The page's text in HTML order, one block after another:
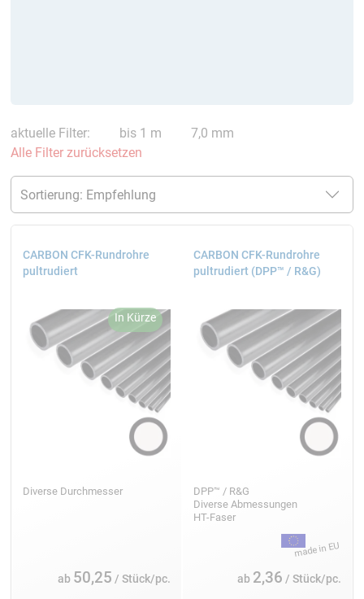
aktuelle Filter: bis 1 m
7,0 mm
Alle Filter zurücksetzen
CARBON CFK-Rundrohre
pultrudiert
Diverse Durchmesser
ab 50,25 / Stück/pc.
CARBON CFK-Rundrohre
pultrudiert (DPP™ / R&G)
DPP™ / R&G
Diverse Abmessungen
HT-Faser
ab 2,36 / Stück/pc.